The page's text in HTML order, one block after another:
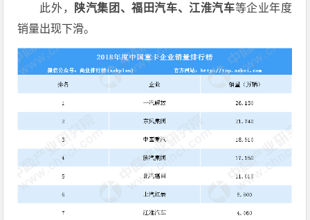
此外， 陕汽集团、福田汽车、江淮汽车等企业年度
销量出现下滑。